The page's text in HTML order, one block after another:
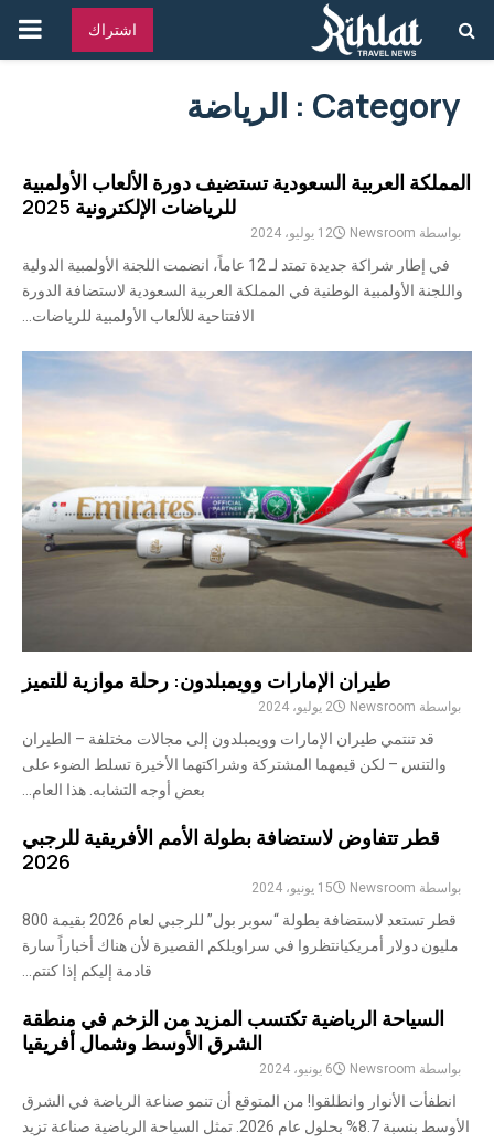
اشتراك
Category : الرياضة
المملكة العربية السعودية تستضيف دورة الألعاب الأولمبية
للرياضات الإلكترونية 2025
بواسطة Newsroom 12 يوليو، 2024
في إطار شراكة جديدة تمتد لـ 12 عاماً، انضمت اللجنة الأولمبية الدولية
واللجنة الأولمبية الوطنية في المملكة العربية السعودية لاستضافة الدورة
الافتتاحية للألعاب الأولمبية للرياضات...
طيران الإمارات وويمبلدون: رحلة موازية للتميز
بواسطة Newsroom 2 يوليو، 2024
قد تنتمي طيران الإمارات وويمبلدون إلى مجالات مختلفة – الطيران
والتنس – لكن قيمهما المشتركة وشراكتهما الأخيرة تسلط الضوء على
بعض أوجه التشابه. هذا العام...
قطر تتفاوض لاستضافة بطولة الأمم الأفريقية للرجبي
2026
بواسطة Newsroom 15 يونيو، 2024
قطر تستعد لاستضافة بطولة “سوبر بول” للرجبي لعام 2026 بقيمة 800
مليون دولار أمريكيانتظروا في سراويلكم القصيرة لأن هناك أخباراً سارة
قادمة إليكم إذا كنتم...
السياحة الرياضية تكتسب المزيد من الزخم في منطقة
الشرق الأوسط وشمال أفريقيا
بواسطة Newsroom 6 يونيو، 2024
انطفأت الأنوار وانطلقوا! من المتوقع أن تنمو صناعة الرياضة في الشرق
الأوسط بنسبة 8.7% بحلول عام 2026. تمثل السياحة الرياضية صناعة تزيد